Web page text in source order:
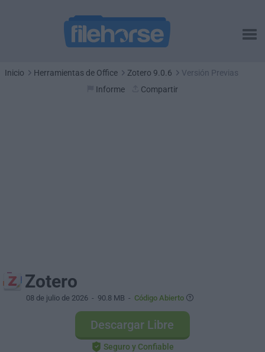
Inicio Herramientas de Office Zotero 9.0.6
Versión Previas
Informe
Compartir
Zotero
08 de julio de 2026 - 90.8 MB - Código Abierto
Descargar Libre
Seguro y Confiable